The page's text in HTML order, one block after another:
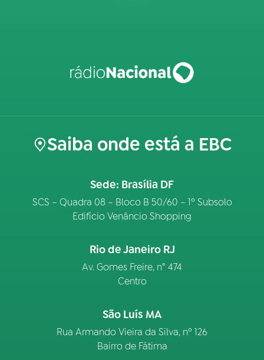
Saiba onde está a EBC
Sede: Brasília DF
SCS – Quadra 08 – Bloco B 50/60 – 1º Subsolo
Edifício Venâncio Shopping
Rio de Janeiro RJ
Av. Gomes Freire, n° 474
Centro
São Luís MA
Rua Armando Vieira da Silva, nº 126
Bairro de Fátima